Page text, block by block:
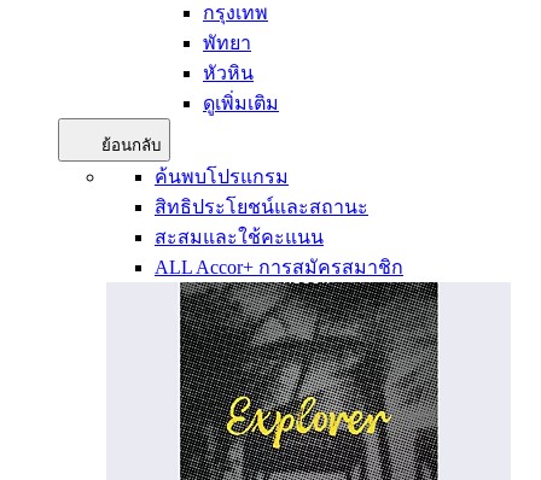
กรุงเทพ
พัทยา
หัวหิน
ดูเพิ่มเติม
ย้อนกลับ
ค้นพบโปรแกรม
สิทธิประโยชน์และสถานะ
สะสมและใช้คะแนน
ALL Accor+ การสมัครสมาชิก